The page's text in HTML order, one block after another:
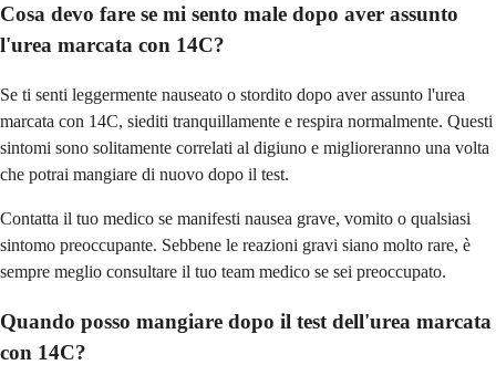
Cosa devo fare se mi sento male dopo aver assunto
l'urea marcata con 14C?
Se ti senti leggermente nauseato o stordito dopo aver assunto l'urea
marcata con 14C, siediti tranquillamente e respira normalmente. Questi
sintomi sono solitamente correlati al digiuno e miglioreranno una volta
che potrai mangiare di nuovo dopo il test.
Contatta il tuo medico se manifesti nausea grave, vomito o qualsiasi
sintomo preoccupante. Sebbene le reazioni gravi siano molto rare, è
sempre meglio consultare il tuo team medico se sei preoccupato.
Quando posso mangiare dopo il test dell'urea marcata
con 14C?